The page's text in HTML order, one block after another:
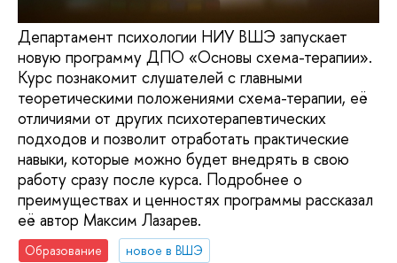
Департамент психологии НИУ ВШЭ запускает
новую программу ДПО «Основы схема-терапии».
Курс познакомит слушателей с главными
теоретическими положениями схема-терапии, её
отличиями от других психотерапевтических
подходов и позволит отработать практические
навыки, которые можно будет внедрять в свою
работу сразу после курса. Подробнее о
преимуществах и ценностях программы рассказал
её автор Максим Лазарев.
Образование
новое в ВШЭ